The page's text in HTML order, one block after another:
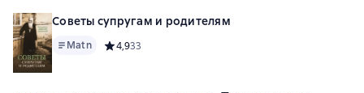
Советы супругам и родителям
Matn Средний рейтинг 4,9 на основе 33 оценок
4,933